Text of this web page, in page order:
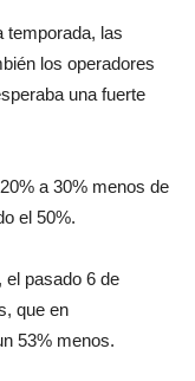
temporada, las
los operadores
una fuerte
a 30% menos de
el 50%.
el pasado 6 de
que en
53% menos.